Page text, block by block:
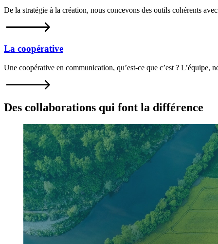
De la stratégie à la création, nous concevons des outils cohérents
La coopérative
Une coopérative en communication, qu’est-ce que c’est ?
Des collaborations qui font la différence